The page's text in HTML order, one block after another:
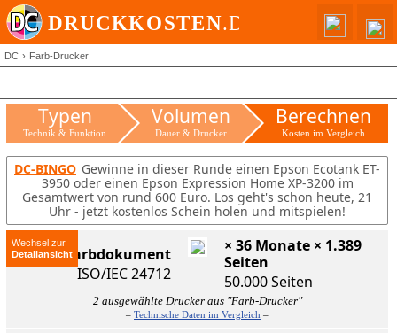
DC Farb-Drucker
Typen
Technik & Funktion
Volumen
Dauer & Drucker
Berechnen
Kosten im Vergleich
DC-BINGO Gewinne in dieser Runde einen Epson Ecotank ET-
3950 oder einen Epson Expression Home XP-3200 im
Gesamtwert von rund 600 Euro. Los geht's schon heute, 21
Uhr - jetzt kostenlos Schein holen und mitspielen!
Wechsel zur
ISO-Farbdokument
ISO/IEC 24712
× 36 Monate × 1.389
Seiten
50.000 Seiten
2 ausgewählte Drucker aus "Farb-Drucker"
– Technische Daten im Vergleich –